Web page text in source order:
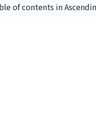
of contents in